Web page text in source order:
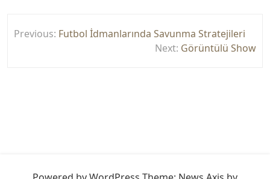
gezinmesi
Previous: Futbol İdmanlarında Savunma Stratejileri
Next: Görüntülü Show